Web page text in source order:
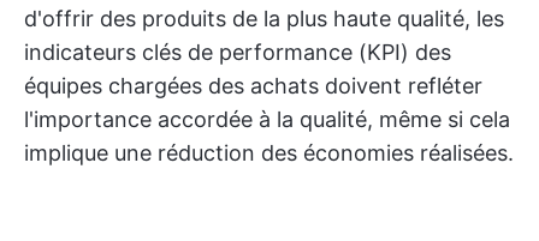
d'offrir des produits de la plus haute qualité, les
indicateurs clés de performance (KPI) des
équipes chargées des achats doivent refléter
l'importance accordée à la qualité, même si cela
implique une réduction des économies réalisées.